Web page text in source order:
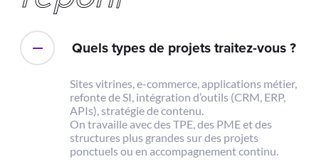
Quels types de projets traitez-vous ?
Sites vitrines, e-commerce, applications métier,
refonte de SI, intégration d’outils (CRM, ERP,
APIs), stratégie de contenu.
On travaille avec des TPE, des PME et des
structures plus grandes sur des projets
ponctuels ou en accompagnement continu.